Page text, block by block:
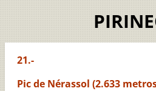
21.-
Pic de Nérassol (2.633